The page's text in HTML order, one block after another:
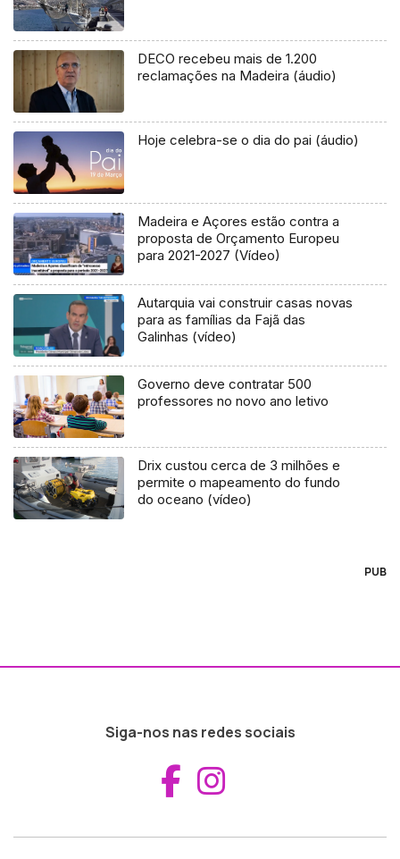
DECO recebeu mais de 1.200
reclamações na Madeira (áudio)
Hoje celebra-se o dia do pai (áudio)
Madeira e Açores estão contra a
proposta de Orçamento Europeu
para 2021-2027 (Vídeo)
Autarquia vai construir casas novas
para as famílias da Fajã das
Galinhas (vídeo)
Governo deve contratar 500
professores no novo ano letivo
Drix custou cerca de 3 milhões e
permite o mapeamento do fundo
do oceano (vídeo)
PUB
Siga-nos nas redes sociais
Aceder ao